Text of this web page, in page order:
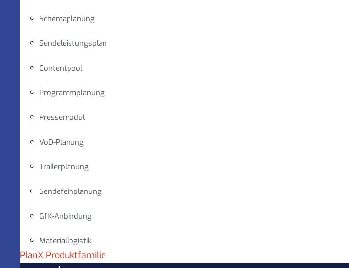
Schemaplanung
Sendeleistungsplan
Contentpool
Programmplanung
Pressemodul
VoD-Planung
Trailerplanung
Sendefeinplanung
GfK-Anbindung
Materiallogistik
PlanX Produktfamilie